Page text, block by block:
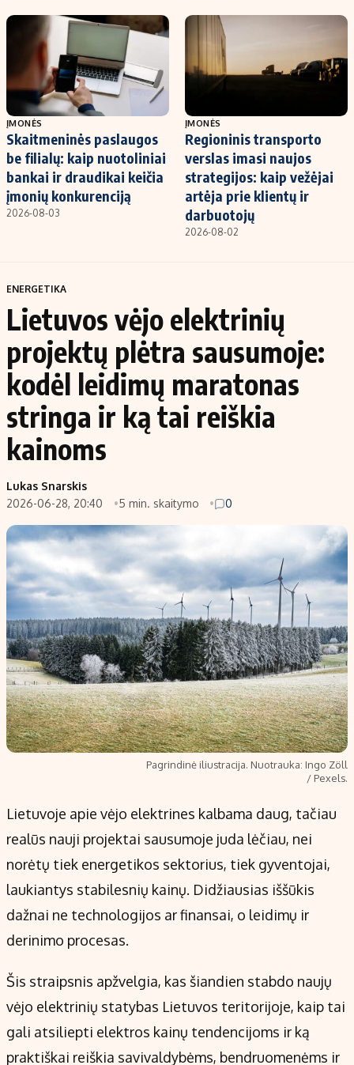
ĮMONĖS
Skaitmeninės paslaugos
be filialų: kaip nuotoliniai
bankai ir draudikai keičia
įmonių konkurenciją
2026-08-03
ĮMONĖS
Regioninis transporto
verslas imasi naujos
strategijos: kaip vežėjai
artėja prie klientų ir
darbuotojų
2026-08-02
ENERGETIKA
Lietuvos vėjo elektrinių
projektų plėtra sausumoje:
kodėl leidimų maratonas
stringa ir ką tai reiškia
kainoms
Lukas Snarskis
2026-06-28, 20:40
5 min. skaitymo 0
Pagrindinė iliustracija. Nuotrauka: Ingo Zöll
/ Pexels.
Lietuvoje apie vėjo elektrines kalbama daug, tačiau
realūs nauji projektai sausumoje juda lėčiau, nei
norėtų tiek energetikos sektorius, tiek gyventojai,
laukiantys stabilesnių kainų. Didžiausias iššūkis
dažnai ne technologijos ar finansai, o leidimų ir
derinimo procesas.
Šis straipsnis apžvelgia, kas šiandien stabdo naujų
vėjo elektrinių statybas Lietuvos teritorijoje, kaip tai
gali atsiliepti elektros kainų tendencijoms ir ką
praktiškai reiškia savivaldybėms, bendruomenėms ir